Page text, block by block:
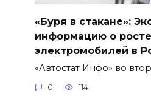
«Буря в стакане»:
информацию о
электромобилей в
«Автостат Инфо» во
0 114